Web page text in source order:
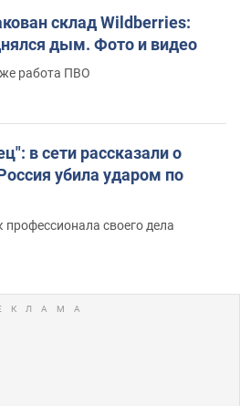
склад Wildberries:
дым. Фото и видео
работа ПВО
в сети рассказали о
убила ударом по
своего дела